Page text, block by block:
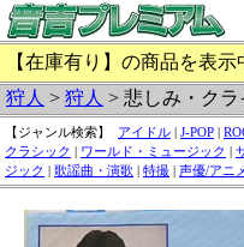
【在庫有り】の商品を表示
狩人 > 狩人 > 悲しみ・クラ
【ジャンル検索】 アイドル | J-POP |
クラシック | ワールド・ミュージック |
ジック | 歌謡曲・演歌 | 特撮 | 声優/アニ